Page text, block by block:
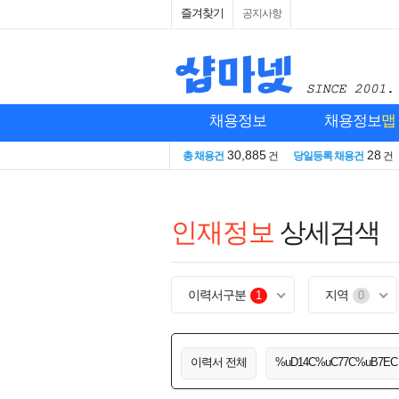
즐겨찾기 공지사항
채용정보 채용정보맵
총 채용건 30,885 건 당일등록 채용건 28 건
인재정보 상세검색
이력서구분 1 지역 0
이력서 전체 %uD14C%uC77C%uB7EC